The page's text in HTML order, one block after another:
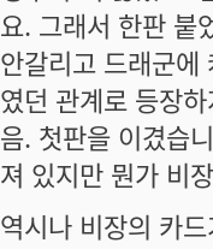
요. 그래서 한판 붙
안갈리고 드래군에
였던 관계로 등장
음. 첫판을 이겼습
져 있지만 뭔가 비
역시나 비장의 카